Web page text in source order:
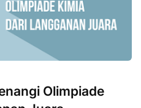
Olimpiade